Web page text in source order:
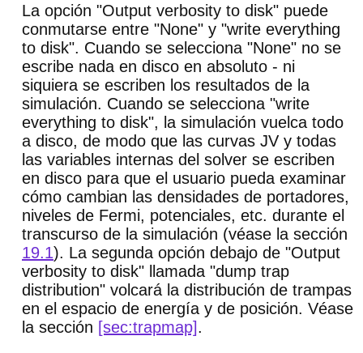
La opción "Output verbosity to disk" puede
conmutarse entre "None" y "write everything
to disk". Cuando se selecciona "None" no se
escribe nada en disco en absoluto - ni
siquiera se escriben los resultados de la
simulación. Cuando se selecciona "write
everything to disk", la simulación vuelca todo
a disco, de modo que las curvas JV y todas
las variables internas del solver se escriben
en disco para que el usuario pueda examinar
cómo cambian las densidades de portadores,
niveles de Fermi, potenciales, etc. durante el
transcurso de la simulación (véase la sección
19.1). La segunda opción debajo de "Output
verbosity to disk" llamada "dump trap
distribution" volcará la distribución de trampas
en el espacio de energía y de posición. Véase
la sección [sec:trapmap].